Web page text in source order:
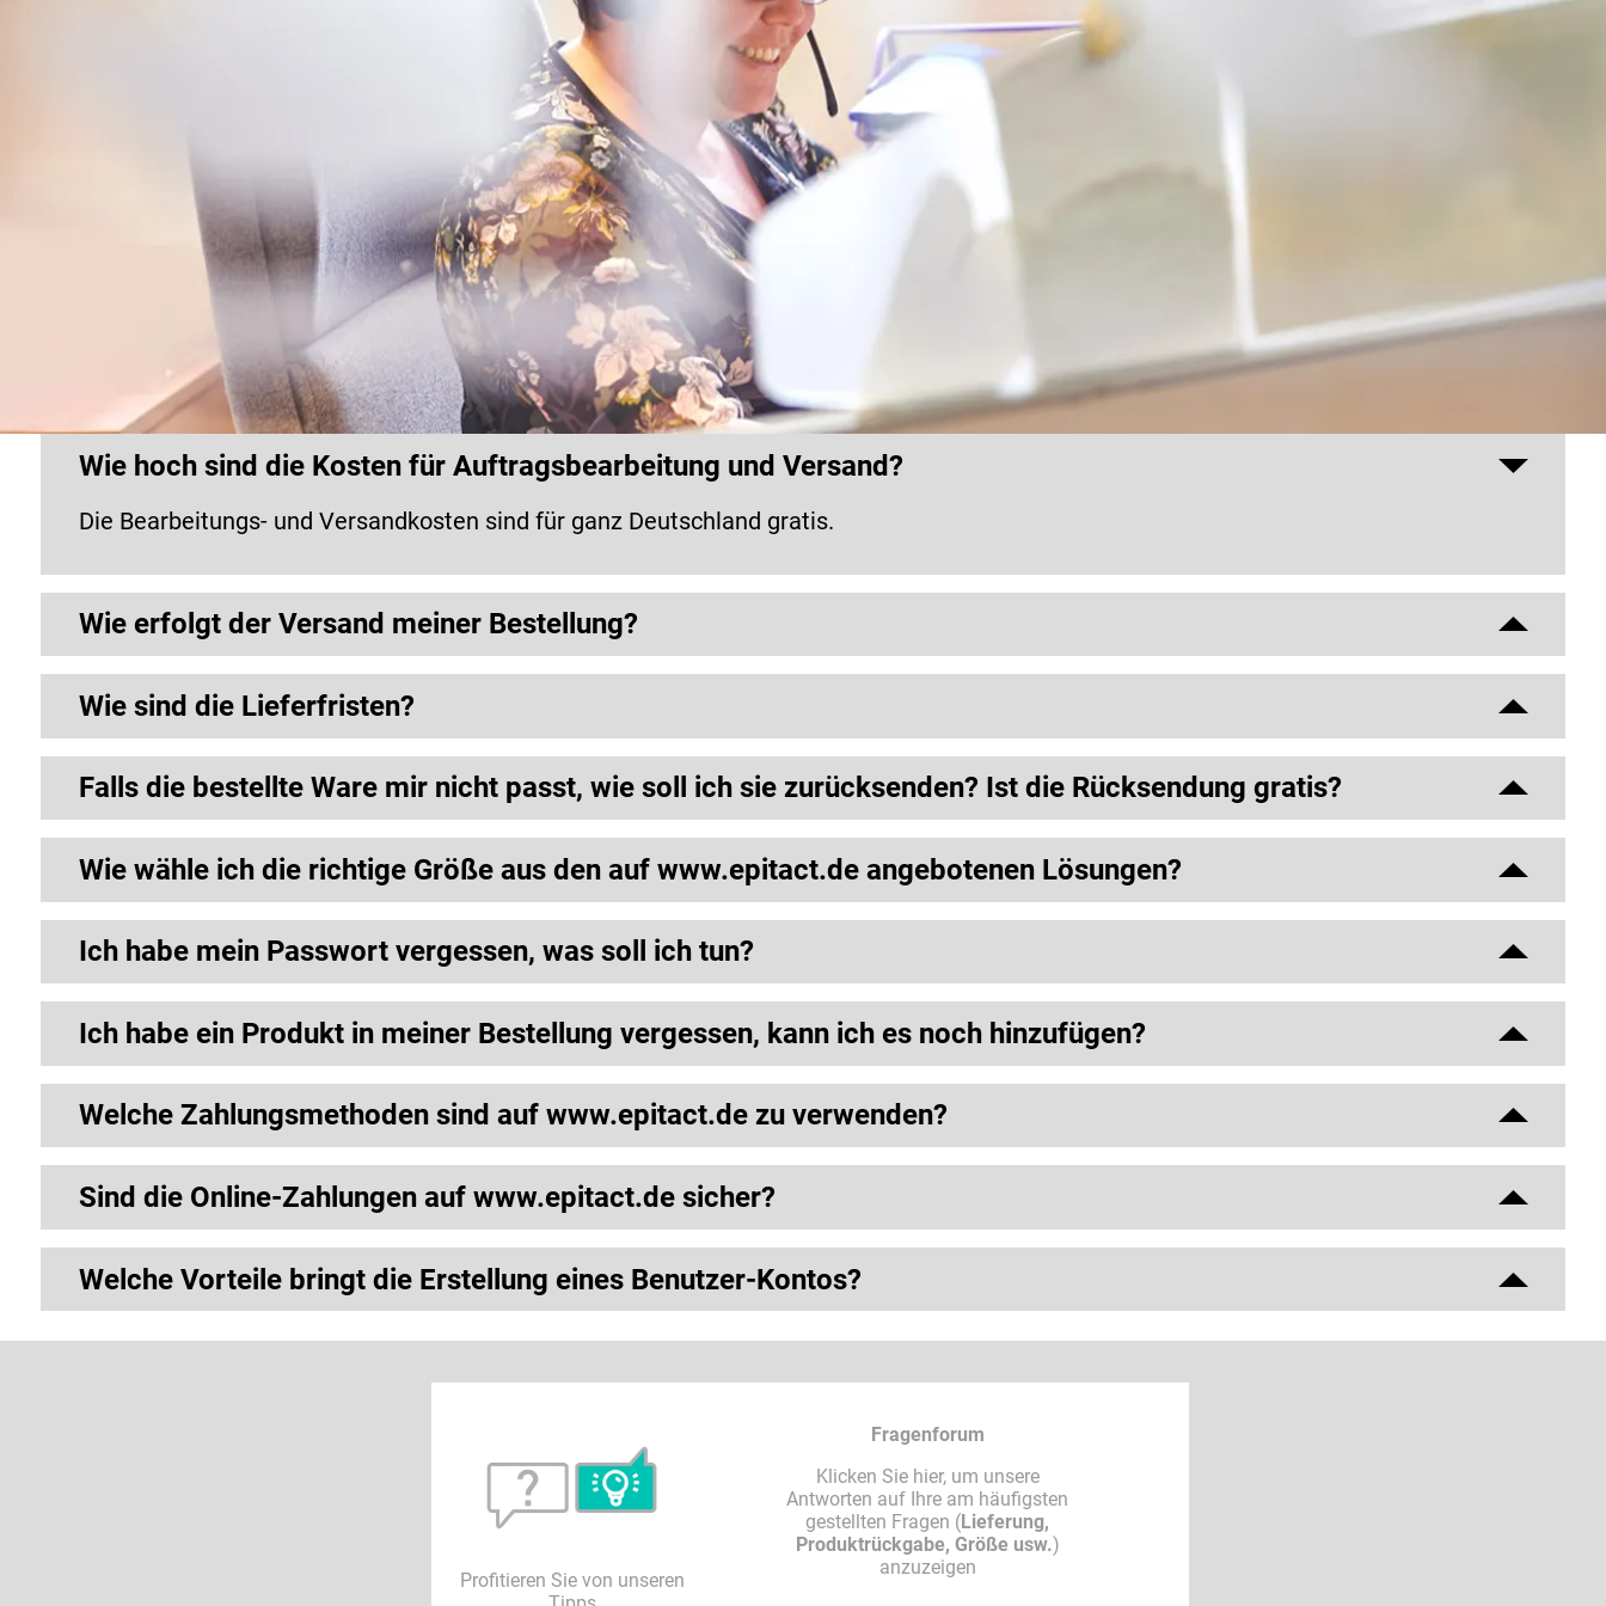
Wie hoch sind die Kosten für Auftragsbearbeitung und Versand?
Die Bearbeitungs- und Versandkosten sind für ganz Deutschland gratis.
Wie erfolgt der Versand meiner Bestellung?
Wie sind die Lieferfristen?
Falls die bestellte Ware mir nicht passt, wie soll ich sie zurücksenden? Ist die Rücksendung gratis?
Wie wähle ich die richtige Größe aus den auf www.epitact.de angebotenen Lösungen?
Ich habe mein Passwort vergessen, was soll ich tun?
Ich habe ein Produkt in meiner Bestellung vergessen, kann ich es noch hinzufügen?
Welche Zahlungsmethoden sind auf www.epitact.de zu verwenden?
Sind die Online-Zahlungen auf www.epitact.de sicher?
Welche Vorteile bringt die Erstellung eines Benutzer-Kontos?
Profitieren Sie von unseren
Fragenforum
Klicken Sie hier, um unsere
Antworten auf Ihre am häufigsten
gestellten Fragen (Lieferung,
Produktrückgabe, Größe usw.)
anzuzeigen